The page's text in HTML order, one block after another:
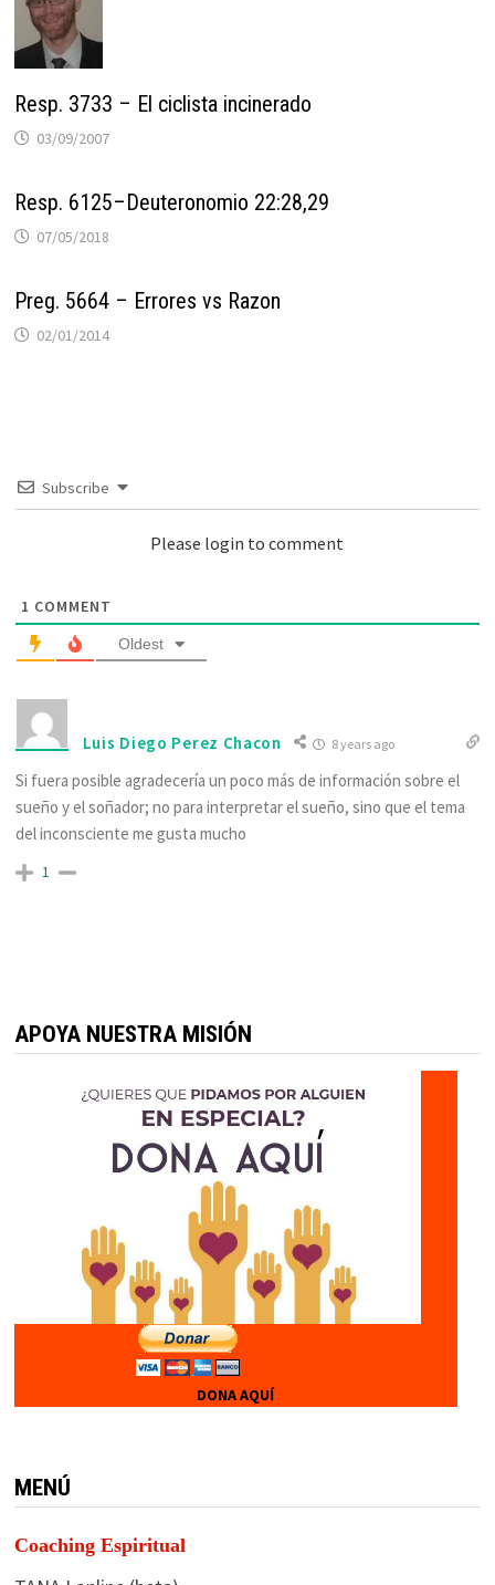
Resp. 3733 – El ciclista incinerado
03/09/2007
Resp. 6125–Deuteronomio 22:28,29
07/05/2018
Preg. 5664 – Errores vs Razon
02/01/2014
Subscribe
Please login to comment
1 COMMENT
Oldest
Luis Diego Perez Chacon 8 years ago
Si fuera posible agradecería un poco más de información sobre el
sueño y el soñador; no para interpretar el sueño, sino que el tema
del inconsciente me gusta mucho
1
APOYA NUESTRA MISIÓN
DONA AQUÍ
MENÚ
Coaching Espiritual